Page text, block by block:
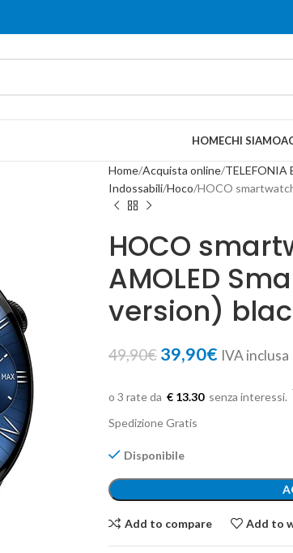
HOMECHI SIAMO
Home Acquista online TELEFONIA
Indossabili Hoco HOCO
HOCO
AMOLED
version)
49,90€ 39,90€ IVA inclusa
€ 13.30
Spedizione Gratis
Disponibile
Add to compare Add to